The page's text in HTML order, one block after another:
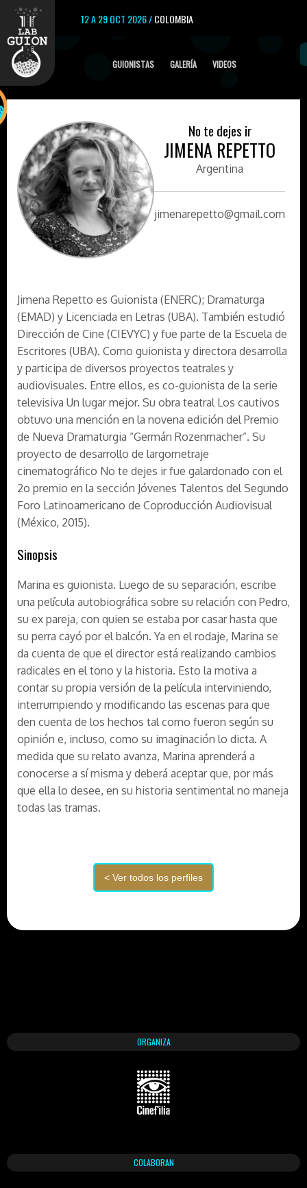
12 A 29 OCT 2026 /COLOMBIA
GUIONISTAS GALERÍA VIDEOS
No te dejes ir
JIMENA REPETTO
Argentina
jimenarepetto@gmail.com
Jimena Repetto es Guionista (ENERC); Dramaturga
(EMAD) y Licenciada en Letras (UBA). También estudió
Dirección de Cine (CIEVYC) y fue parte de la Escuela de
Escritores (UBA). Como guionista y directora desarrolla
y participa de diversos proyectos teatrales y
audiovisuales. Entre ellos, es co-guionista de la serie
televisiva Un lugar mejor. Su obra teatral Los cautivos
obtuvo una mención en la novena edición del Premio
de Nueva Dramaturgia “Germán Rozenmacher”. Su
proyecto de desarrollo de largometraje
cinematográfico No te dejes ir fue galardonado con el
2o premio en la sección Jóvenes Talentos del Segundo
Foro Latinoamericano de Coproducción Audiovisual
(México, 2015).
Sinopsis
Marina es guionista. Luego de su separación, escribe
una película autobiográfica sobre su relación con Pedro,
su ex pareja, con quien se estaba por casar hasta que
su perra cayó por el balcón. Ya en el rodaje, Marina se
da cuenta de que el director está realizando cambios
radicales en el tono y la historia. Esto la motiva a
contar su propia versión de la película interviniendo,
interrumpiendo y modificando las escenas para que
den cuenta de los hechos tal como fueron según su
opinión e, incluso, como su imaginación lo dicta. A
medida que su relato avanza, Marina aprenderá a
conocerse a sí misma y deberá aceptar que, por más
que ella lo desee, en su historia sentimental no maneja
todas las tramas.
ORGANIZA
COLABORAN